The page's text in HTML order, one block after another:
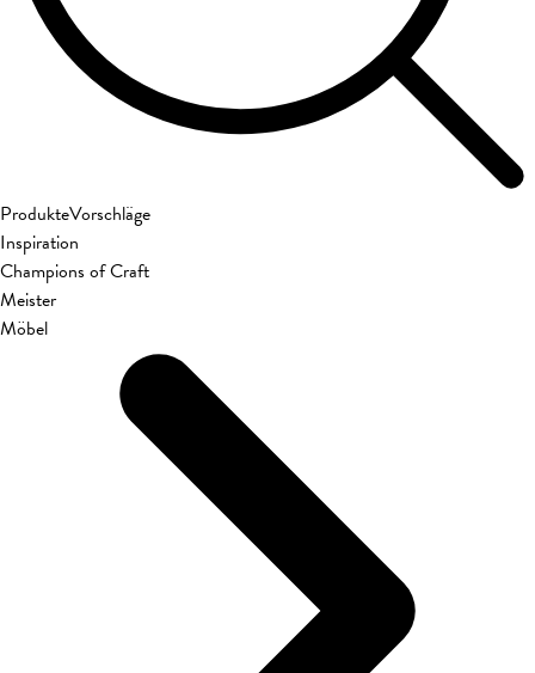
ProdukteVorschläge
Inspiration
Champions of Craft
Meister
Möbel